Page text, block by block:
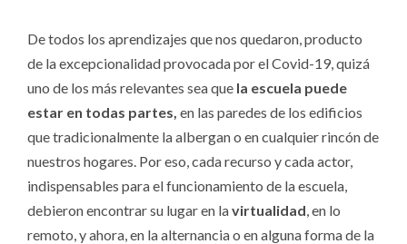
De todos los aprendizajes que nos quedaron, producto
de la excepcionalidad provocada por el Covid-19, quizá
uno de los más relevantes sea que la escuela puede
estar en todas partes, en las paredes de los edificios
que tradicionalmente la albergan o en cualquier rincón de
nuestros hogares. Por eso, cada recurso y cada actor,
indispensables para el funcionamiento de la escuela,
debieron encontrar su lugar en lavirtualidad, en lo
remoto, y ahora, en la alternancia o en alguna forma de la